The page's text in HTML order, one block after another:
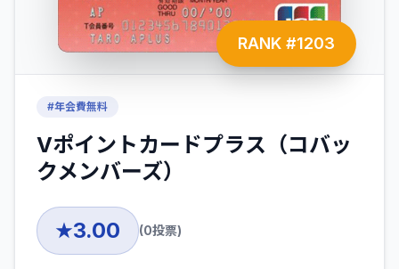
RANK #1203
#年会費無料
Vポイントカードプラス（コバッ
クメンバーズ）
★3.00 (0投票)